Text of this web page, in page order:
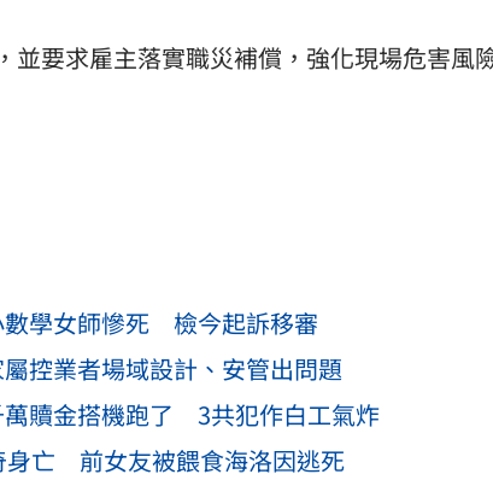
要求雇主落實職災補償，強化現場危害風
數學女師慘死 檢今起訴移審
控業者場域設計、安管出問題
贖金搭機跑了 3共犯作白工氣炸
身亡 前女友被餵食海洛因逃死